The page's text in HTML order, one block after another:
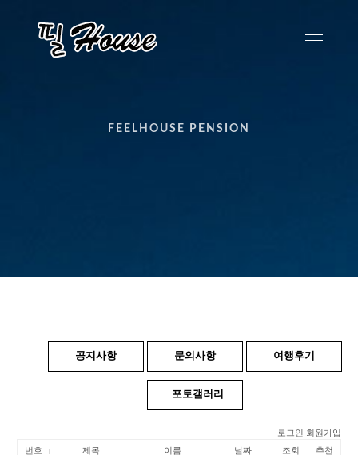
FEELHOUSE PENSION
공지사항 문의사항 여행후기
포토갤러리
로그인
회원가입
번호
제목 이름 날짜 조회 추천